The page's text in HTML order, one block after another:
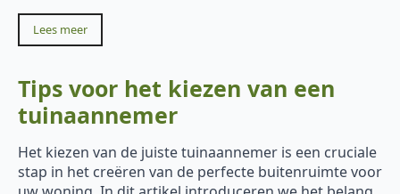
Lees meer
Tips voor het kiezen van een
tuinaannemer
Het kiezen van de juiste tuinaannemer is een cruciale
stap in het creëren van de perfecte buitenruimte voor